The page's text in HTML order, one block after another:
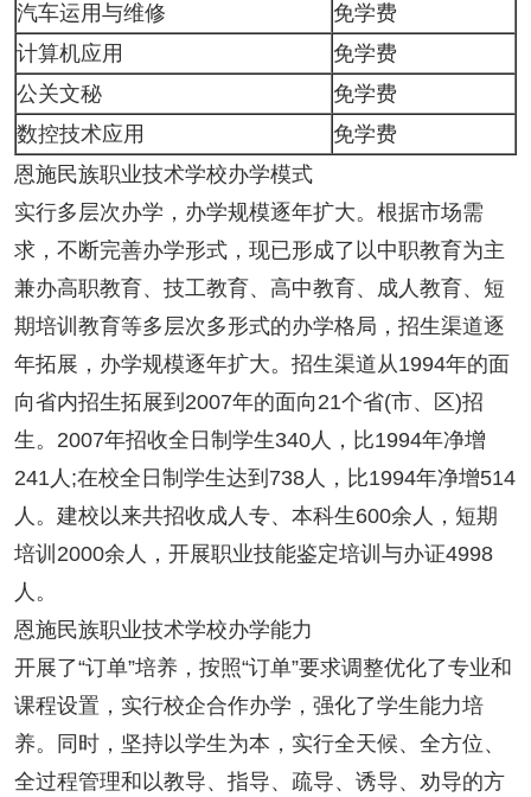
汽车运用与维修
免学费
计算机应用
免学费
公关文秘
免学费
数控技术应用
免学费
恩施民族职业技术学校办学模式
实行多层次办学，办学规模逐年扩大。根据市场需
求，不断完善办学形式，现已形成了以中职教育为主
兼办高职教育、技工教育、高中教育、成人教育、短
期培训教育等多层次多形式的办学格局，招生渠道逐
年拓展，办学规模逐年扩大。招生渠道从1994年的面
向省内招生拓展到2007年的面向21个省(市、区)招
生。2007年招收全日制学生340人，比1994年净增
241人;在校全日制学生达到738人，比1994年净增514
人。建校以来共招收成人专、本科生600余人，短期
培训2000余人，开展职业技能鉴定培训与办证4998
人。
恩施民族职业技术学校办学能力
开展了“订单”培养，按照“订单”要求调整优化了专业和
课程设置，实行校企合作办学，强化了学生能力培
养。同时，坚持以学生为本，实行全天候、全方位、
全过程管理和以教导、指导、疏导、诱导、劝导的方